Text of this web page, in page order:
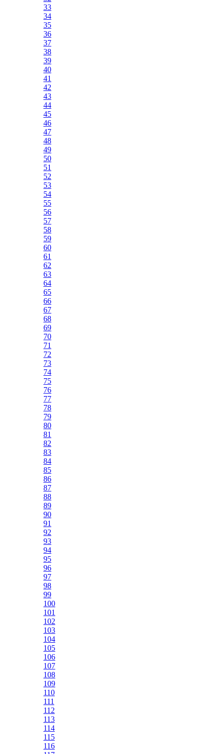
33
34
35
36
37
38
39
40
41
42
43
44
45
46
47
48
49
50
51
52
53
54
55
56
57
58
59
60
61
62
63
64
65
66
67
68
69
70
71
72
73
74
75
76
77
78
79
80
81
82
83
84
85
86
87
88
89
90
91
92
93
94
95
96
97
98
99
100
101
102
103
104
105
106
107
108
109
110
111
112
113
114
115
116